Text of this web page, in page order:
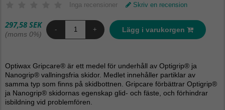
Inga recensioner Skriv en recension
297,58 SEK
(moms 0%)
- + Lägg i varukorgen
Optiwax Gripcare® är ett medel för underhåll av Optigrip® ja
Nanogrip® vallningsfria skidor. Medlet innehåller partiklar av
samma typ som finns på skidbottnen. Gripcare förbättrar Optigrip®
ja Nanogrip® skidornas egenskap glid- och fäste, och förhindrar
isbildning vid problemfören.